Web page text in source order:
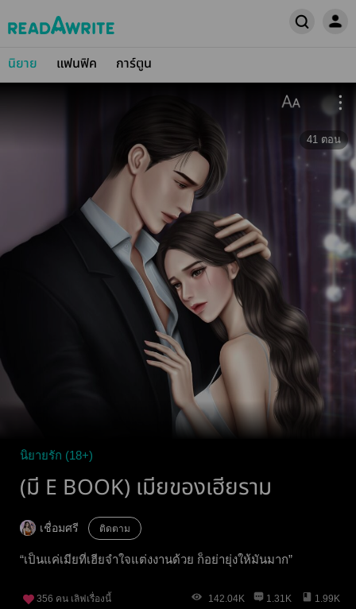
นิยาย แฟนฟิค การ์ตูน
41 ตอน
นิยายรัก (18+)
(มี E BOOK) เมียของเฮียราม
เชื่อมศรี ติดตาม
“เป็นแค่เมียที่เฮียจำใจแต่งงานด้วย ก็อย่ายุ่งให้มันมาก”
356 คน เลิฟเรื่องนี้ 142.04K 1.31K 1.99K